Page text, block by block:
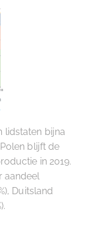
lidstaten bijna
blijft de
in 2019.
aandeel
Duitsland